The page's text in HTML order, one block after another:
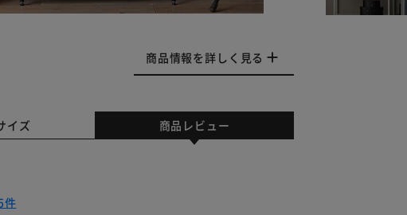
商品情報を詳しく見る
イズ 商品レビュー
件